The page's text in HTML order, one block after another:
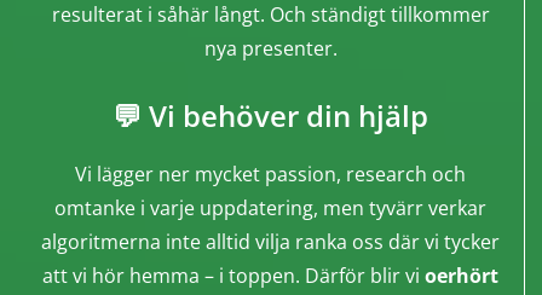
resulterat i såhär långt. Och ständigt tillkommer
nya presenter.
💬 Vi behöver din hjälp
Vi lägger ner mycket passion, research och
omtanke i varje uppdatering, men tyvärr verkar
algoritmerna inte alltid vilja ranka oss där vi tycker
att vi hör hemma – i toppen. Därför blir vi oerhört